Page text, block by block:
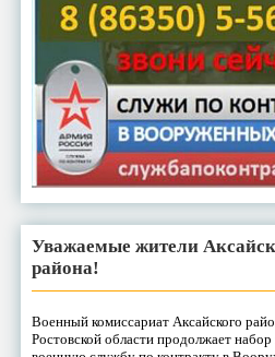
Уважаемые жители
района!
Военный комиссариат Аксайского
Ростовской области продолжает